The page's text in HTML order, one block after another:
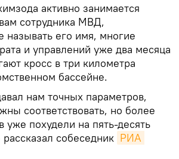
активно занимается
сотрудника МВД,
называть его имя, многие
и управлений уже два месяца
кросс в три километра
бассейне.
нам точных параметров,
соответствовать, но более
уже похудели на пять-десять
собеседник РИА